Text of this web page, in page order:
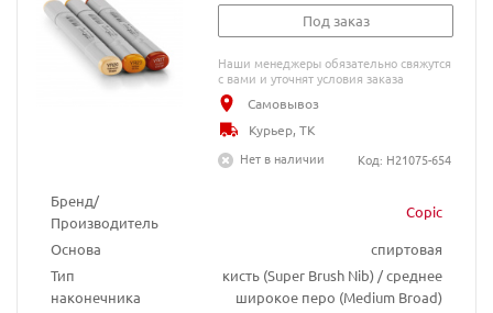
Бренд/
Производитель
Copic
Основа
спиртовая
Тип
наконечника
кисть (Super Brush Nib) / среднее
широкое перо (Medium Broad)
Под заказ
Наши менеджеры обязательно свяжутся
с вами и уточнят условия заказа
Самовывоз
Курьер, ТК
Нет в наличии
Код: H21075-654